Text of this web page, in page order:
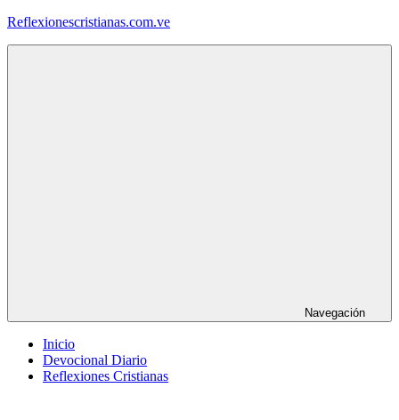
Saltar
Reflexionescristianas.com.ve
Navegación
Inicio
Devocional Diario
Reflexiones Cristianas